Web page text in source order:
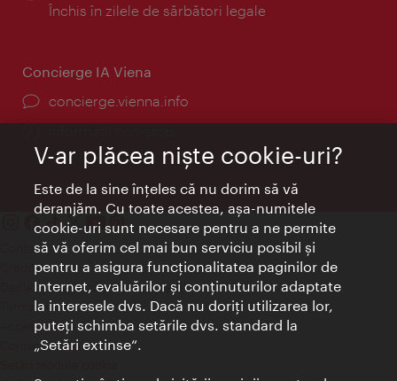
Închis în zilele de sărbători legale
Concierge IA Viena
concierge.vienna.info
Contact
Credits
Declaraţie privind protecţia datelor
Terms of Use
Accesibilitate
Contact presa
V-ar plăcea nişte cookie-uri?
Este de la sine înţeles că nu dorim să vă
deranjăm. Cu toate acestea, aşa-numitele
cookie-uri sunt necesare pentru a ne permite
să vă oferim cel mai bun serviciu posibil şi
pentru a asigura funcţionalitatea paginilor de
Internet, evaluărilor şi conţinuturilor adaptate
la interesele dvs. Dacă nu doriţi utilizarea lor,
puteţi schimba setările dvs. standard la
„Setări extinse“.